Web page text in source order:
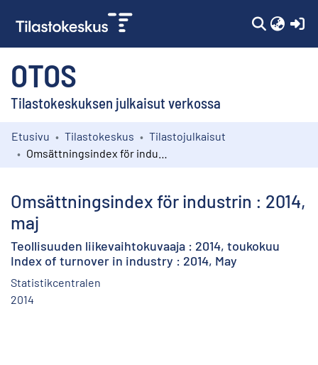
OTOS
Tilastokeskuksen julkaisut verkossa
Kokoelmat
Etusivu Tilastokeskus
Tilastojulkaisut
Omsättningsindex för industrin : 2014,
maj
Teollisuuden liikevaihtokuvaaja : 2014, toukokuu
Index of turnover in industry : 2014, May
Statistikcentralen
2014